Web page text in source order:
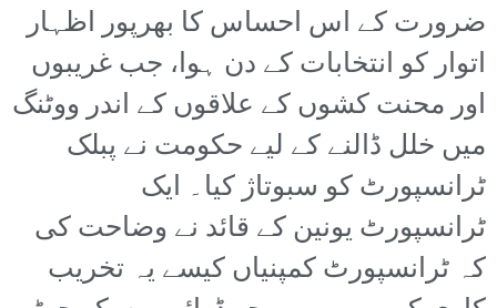
ضرورت کے اس احساس کا بھرپور اظہار
اتوار کو انتخابات کے دن ہوا، جب غریبوں
اور محنت کشوں کے علاقوں کے اندر ووٹنگ
میں خلل ڈالنے کے لیے حکومت نے پبلک
ٹرانسپورٹ کو سبوتاژ کیا۔ ایک
ٹرانسپورٹ یونین کے قائد نے وضاحت کی
کہ ٹرانسپورٹ کمپنیاں کیسے یہ تخریب